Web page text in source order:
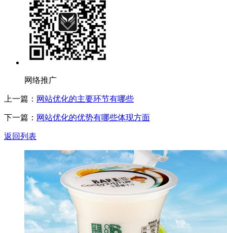
网络推广
上一篇： 网站优化的主要环节有哪些
下一篇： 网站优化的优势有哪些体现方面
返回列表